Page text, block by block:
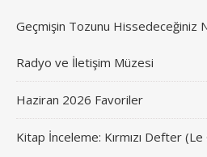
Geçmişin Tozunu Hissedeceğiniz
Radyo ve İletişim Müzesi
Haziran 2026 Favoriler
Kitap İnceleme: Kırmızı Defter